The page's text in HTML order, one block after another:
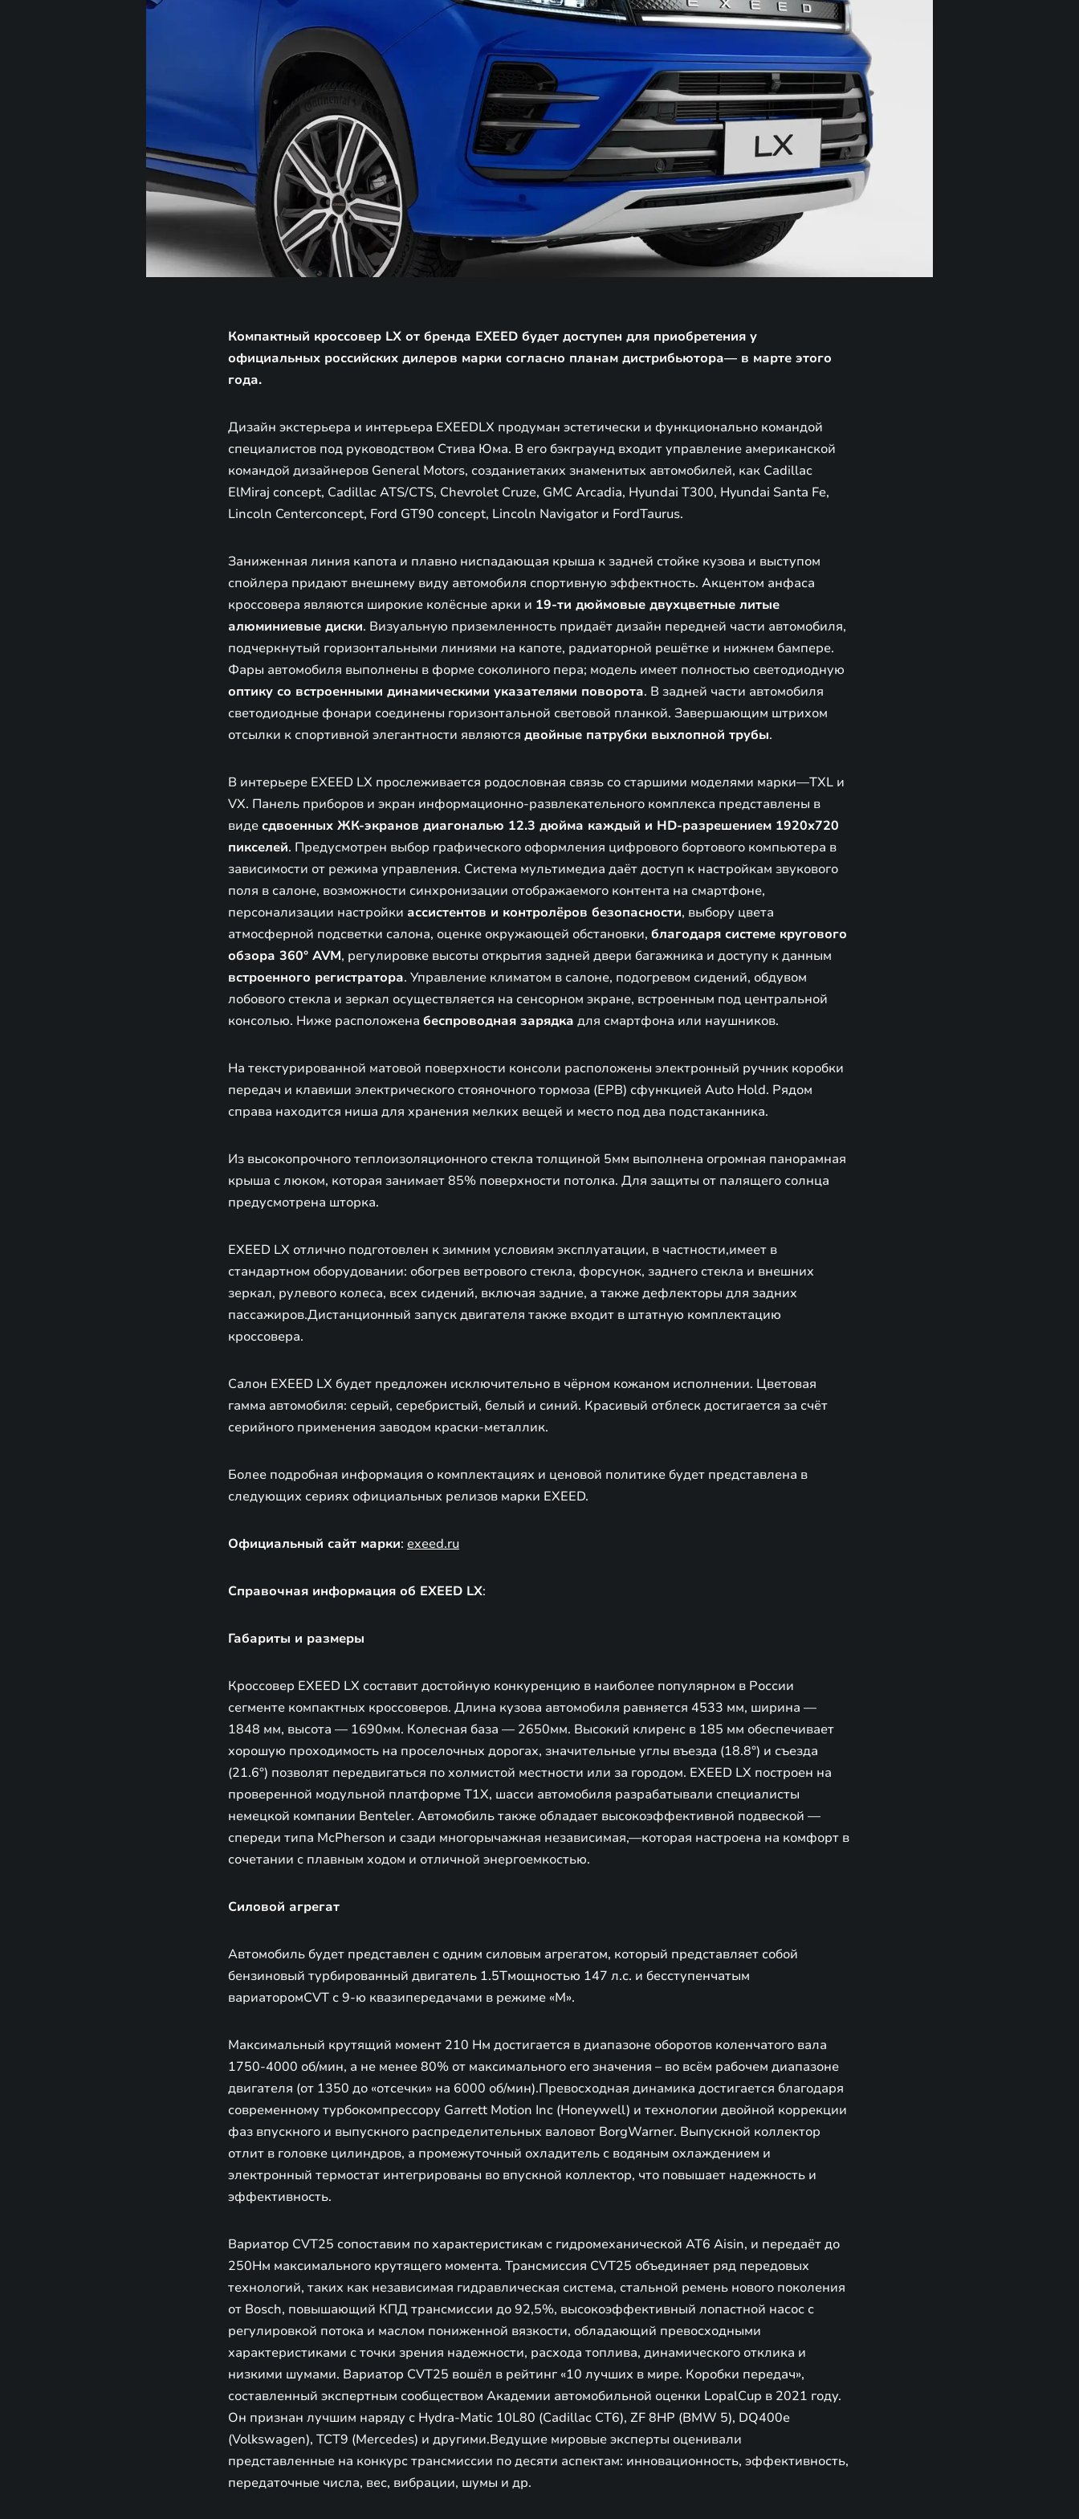
Компактный кроссовер LX от бренда EXEED будет доступен для приобретения у
официальных российских дилеров марки согласно планам дистрибьютора— в марте этого
года.
Дизайн экстерьера и интерьера EXEEDLX продуман эстетически и функционально командой
специалистов под руководством Стива Юма. В его бэкграунд входит управление американской
командой дизайнеров General Motors, созданиетаких знаменитых автомобилей, как Cadillac
ElMiraj concept, Cadillac ATS/CTS, Chevrolet Cruze, GMC Arcadia, Hyundai T300, Hyundai Santa Fe,
Lincoln Centerconcept, Ford GT90 concept, Lincoln Navigator и FordTaurus.
Заниженная линия капота и плавно ниспадающая крыша к задней стойке кузова и выступом
спойлера придают внешнему виду автомобиля спортивную эффектность. Акцентом анфаса
кроссовера являются широкие колёсные арки и 19-ти дюймовые двухцветные литые
алюминиевые диски. Визуальную приземленность придаёт дизайн передней части автомобиля,
подчеркнутый горизонтальными линиями на капоте, радиаторной решётке и нижнем бампере.
Фары автомобиля выполнены в форме соколиного пера; модель имеет полностью светодиодную
оптику со встроенными динамическими указателями поворота. В задней части автомобиля
светодиодные фонари соединены горизонтальной световой планкой. Завершающим штрихом
отсылки к спортивной элегантности являются двойные патрубки выхлопной трубы.
В интерьере EXEED LX прослеживается родословная связь со старшими моделями марки—TXL и
VX. Панель приборов и экран информационно-развлекательного комплекса представлены в
видесдвоенных ЖК-экранов диагональю 12.3 дюйма каждый и HD-разрешением 1920х720
пикселей. Предусмотрен выбор графического оформления цифрового бортового компьютера в
зависимости от режима управления. Система мультимедиа даёт доступ к настройкам звукового
поля в салоне, возможности синхронизации отображаемого контента на смартфоне,
персонализации настройки ассистентов и контролёров безопасности, выбору цвета
атмосферной подсветки салона, оценке окружающей обстановки, благодаря системе кругового
обзора 360° AVM, регулировке высоты открытия задней двери багажника и доступу к данным
встроенного регистратора. Управление климатом в салоне, подогревом сидений, обдувом
лобового стекла и зеркал осуществляется на сенсорном экране, встроенным под центральной
консолью. Ниже расположена беспроводная зарядка для смартфона или наушников.
На текстурированной матовой поверхности консоли расположены электронный ручник коробки
передач и клавиши электрического стояночного тормоза (EPB) сфункцией Auto Hold. Рядом
справа находится ниша для хранения мелких вещей и место под два подстаканника.
Из высокопрочного теплоизоляционного стекла толщиной 5мм выполнена огромная панорамная
крыша с люком, которая занимает 85% поверхности потолка. Для защиты от палящего солнца
предусмотрена шторка.
EXEED LX отлично подготовлен к зимним условиям эксплуатации, в частности,имеет в
стандартном оборудовании: обогрев ветрового стекла, форсунок, заднего стекла и внешних
зеркал, рулевого колеса, всех сидений, включая задние, а также дефлекторы для задних
пассажиров.Дистанционный запуск двигателя также входит в штатную комплектацию
кроссовера.
Салон EXEED LX будет предложен исключительно в чёрном кожаном исполнении. Цветовая
гамма автомобиля: серый, серебристый, белый и синий. Красивый отблеск достигается за счёт
серийного применения заводом краски-металлик.
Более подробная информация о комплектациях и ценовой политике будет представлена в
следующих сериях официальных релизов марки EXEED.
Официальный сайт марки: exeed.ru
Справочная информация об EXEED LX:
Габариты и размеры
Кроссовер EXEED LX составит достойную конкуренцию в наиболее популярном в России
сегменте компактных кроссоверов. Длина кузова автомобиля равняется 4533 мм, ширина —
1848 мм, высота — 1690мм. Колесная база — 2650мм. Высокий клиренс в 185 мм обеспечивает
хорошую проходимость на проселочных дорогах, значительные углы въезда (18.8°) и съезда
(21.6°) позволят передвигаться по холмистой местности или за городом. EXEED LX построен на
проверенной модульной платформе T1X, шасси автомобиля разрабатывали специалисты
немецкой компании Benteler. Автомобиль также обладает высокоэффективной подвеской —
спереди типа McPherson и сзади многорычажная независимая,—которая настроена на комфорт в
сочетании с плавным ходом и отличной энергоемкостью.
Силовой агрегат
Автомобиль будет представлен с одним силовым агрегатом, который представляет собой
бензиновый турбированный двигатель 1.5Tмощностью 147 л.с. и бесступенчатым
вариаторомCVT с 9-ю квазипередачами в режиме «М».
Максимальный крутящий момент 210 Нм достигается в диапазоне оборотов коленчатого вала
1750-4000 об/мин, а не менее 80% от максимального его значения – во всём рабочем диапазоне
двигателя (от 1350 до «отсечки» на 6000 об/мин).Превосходная динамика достигается благодаря
современному турбокомпрессору Garrett Motion Inc (Honeywell) и технологии двойной коррекции
фаз впускного и выпускного распределительных валовот BorgWarner. Выпускной коллектор
отлит в головке цилиндров, а промежуточный охладитель с водяным охлаждением и
электронный термостат интегрированы во впускной коллектор, что повышает надежность и
эффективность.
Вариатор CVT25 сопоставим по характеристикам с гидромеханической АТ6 Aisin, и передаёт до
250Нм максимального крутящего момента. Трансмиссия CVT25 объединяет ряд передовых
технологий, таких как независимая гидравлическая система, стальной ремень нового поколения
от Bosch, повышающий КПД трансмиссии до 92,5%, высокоэффективный лопастной насос с
регулировкой потока и маслом пониженной вязкости, обладающий превосходными
характеристиками с точки зрения надежности, расхода топлива, динамического отклика и
низкими шумами. Вариатор CVT25 вошёл в рейтинг «10 лучших в мире. Коробки передач»,
составленный экспертным сообществом Академии автомобильной оценки LopalCup в 2021 году.
Он признан лучшим наряду с Hydra-Matic 10L80 (Cadillac CT6), ZF 8HP (BMW 5), DQ400e
(Volkswagen), TCT9 (Mercedes) и другими.Ведущие мировые эксперты оценивали
представленные на конкурс трансмиссии по десяти аспектам: инновационность, эффективность,
передаточные числа, вес, вибрации, шумы и др.